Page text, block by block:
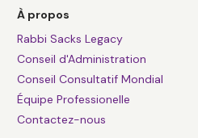
À propos
Rabbi Sacks Legacy
Conseil d'Administration
Conseil Consultatif Mondial
Équipe Professionelle
Contactez-nous